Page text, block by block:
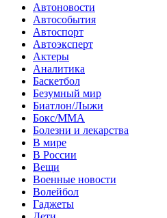
Автоновости
Автособытия
Автоспорт
Автоэксперт
Актеры
Аналитика
Баскетбол
Безумный мир
Биатлон/Лыжи
Бокс/MMA
Болезни и лекарства
В мире
В России
Вещи
Военные новости
Волейбол
Гаджеты